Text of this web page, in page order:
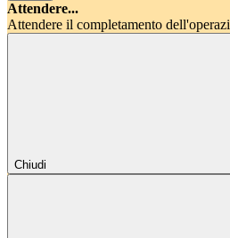
Attendere...
Attendere il completamento
Chiudi